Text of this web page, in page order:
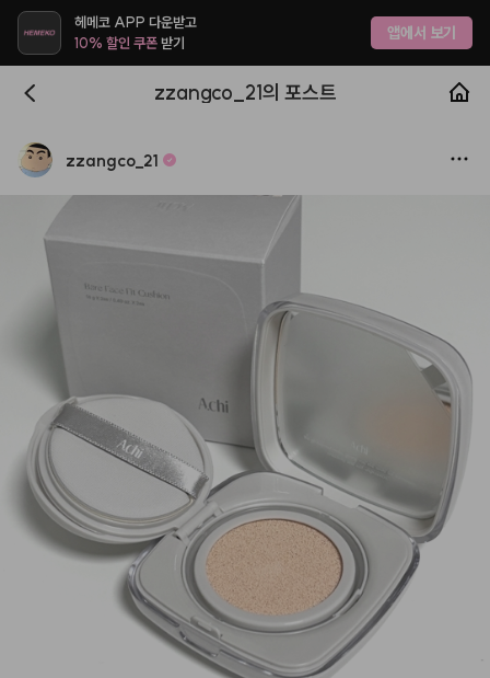
헤메코 APP 다운받고
10% 할인 쿠폰받기 앱에서 보기
zzangco_21의 포스트
zzangco 21